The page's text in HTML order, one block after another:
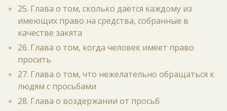
25. Глава о том, сколько даётся каждому из
имеющих право на средства, собранные в
качестве закята
26. Глава о том, когда человек имеет право
просить
27. Глава о том, что нежелательно обращаться к
людям с просьбами
28. Глава о воздержании от просьб